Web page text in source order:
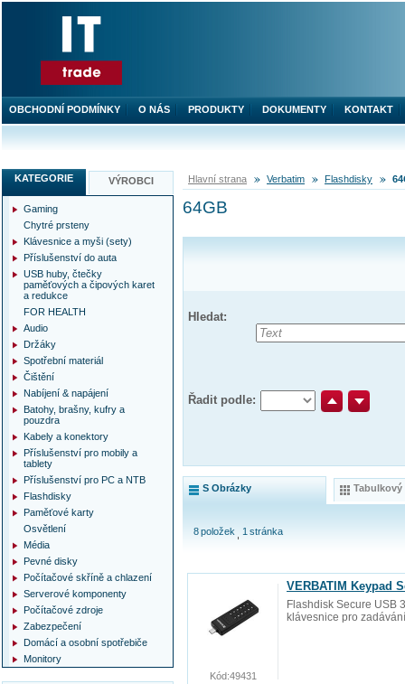
Hlavní strana Verbatim Flashdisky
64GB
Hledat:
Řadit podle:
S Obrázky Tabulkový
8položek 1 stránka
VERBATIM Keypad
Flashdisk Secure USB
klávesnice pro
Kód:49431
KATEGORIE VÝROBCI
Gaming
Chytré prsteny
Klávesnice a myši (sety)
Příslušenství do auta
USB huby, čtečky
paměťových a čipových karet
a redukce
FOR HEALTH
Audio
Držáky
Spotřební materiál
Čištění
Nabíjení & napájení
Batohy, brašny, kufry a
pouzdra
Kabely a konektory
Příslušenství pro mobily a
tablety
Příslušenství pro PC a NTB
Flashdisky
Paměťové karty
Osvětlení
Média
Pevné disky
Počítačové skříně a chlazení
Serverové komponenty
Počítačové zdroje
Zabezpečení
Domácí a osobní spotřebiče
Monitory
OBCHODNÍ PODMÍNKY O NÁS PRODUKTY DOKUMENTY KONTAKT